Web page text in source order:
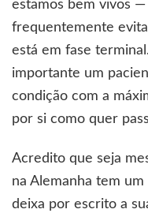
estamos bem vivos
frequentemente
está em fase
importante um
condição com a
por si como quer
Acredito que seja
na Alemanha tem
deixa por escrito a